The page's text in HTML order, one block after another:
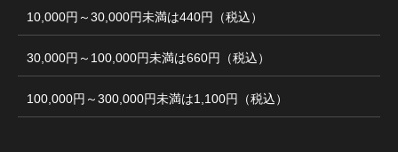
10,000円～30,000円未満は440円（税込）
30,000円～100,000円未満は660円（税込）
100,000円～300,000円未満は1,100円（税込）